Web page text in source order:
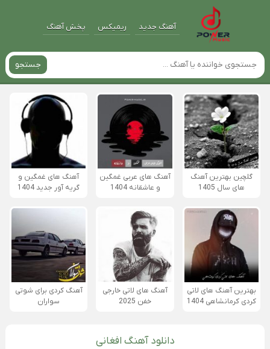
آهنگ جدید ریمیکس پخش آهنگ
جستجو
گلچین بهترین آهنگ
های سال 1405
آهنگ های عربی غمگین
و عاشقانه 1404
آهنگ های غمگین و
گریه آور جدید 1404
بهترین آهنگ های لاتی
کردی کرمانشاهی 1404
آهنگ های لاتی خارجی
خفن 2025
آهنگ کردی برای شوتی
سواران
دانلود آهنگ افغانی